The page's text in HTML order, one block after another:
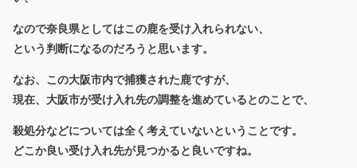
なので奈良県としてはこの鹿を受け入れられない、
という判断になるのだろうと思います。
なお、この大阪市内で捕獲された鹿ですが、
現在、大阪市が受け入れ先の調整を進めているとのことで、
殺処分などについては全く考えていないということです。
どこか良い受け入れ先が見つかると良いですね。